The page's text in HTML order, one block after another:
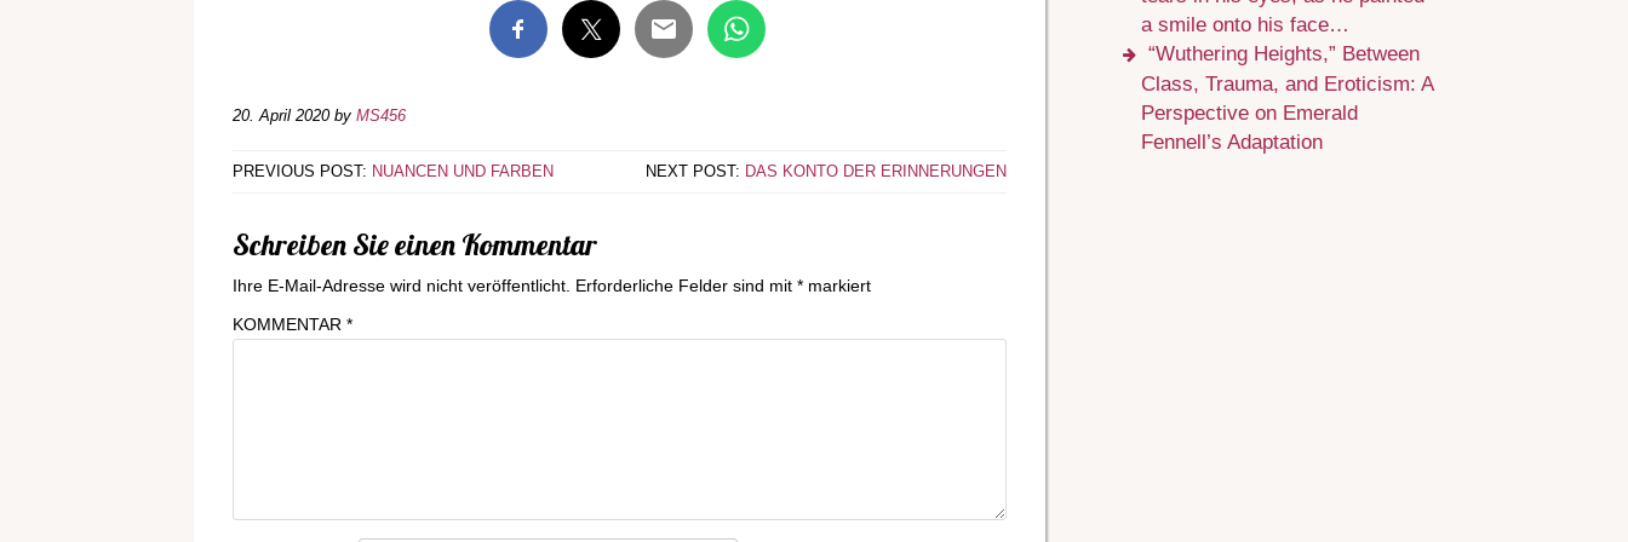
20. April 2020by MS456
PREVIOUS POST: NUANCEN UND FARBEN NEXT POST: DAS KONTO DER ERINNERUNGEN
Schreiben Sie einen Kommentar
Ihre E-Mail-Adresse wird nicht veröffentlicht. Erforderliche Felder sind mit * markiert
KOMMENTAR *
a smile onto his face…
“Wuthering Heights,” Between
Class, Trauma, and Eroticism: A
Perspective on Emerald
Fennell’s Adaptation